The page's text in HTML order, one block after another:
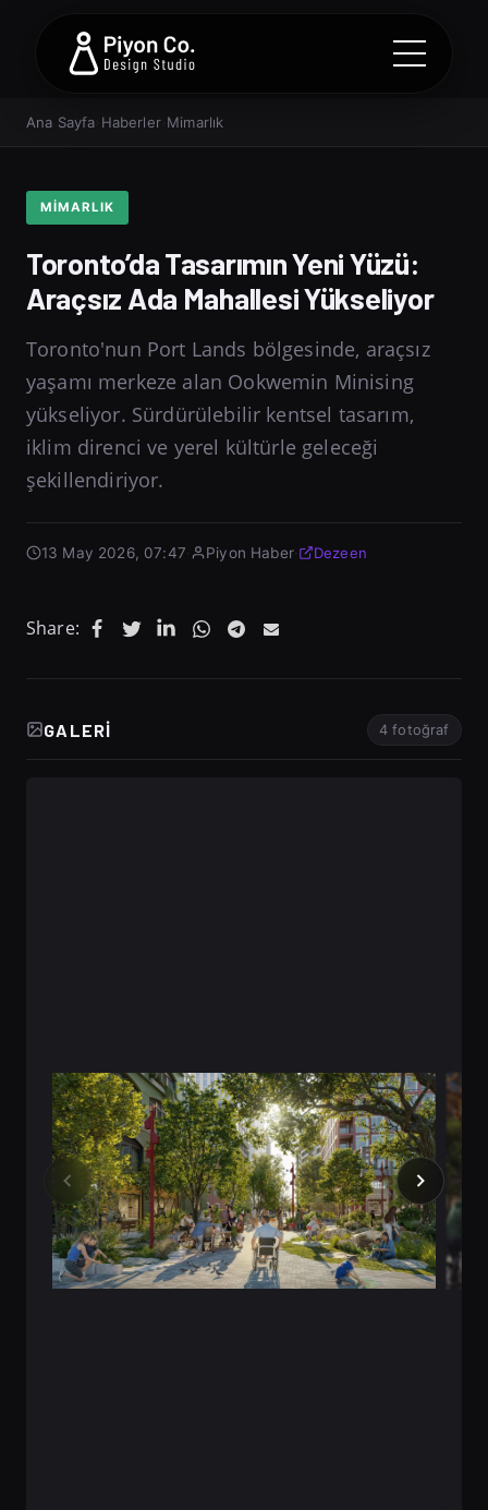
Ana Sayfa Haberler› Mimarlık
MIMARLIK
Toronto’da Tasarımın Yeni Yüzü:
Araçsız Ada Mahallesi Yükseliyor
Toronto'nun Port Lands bölgesinde, araçsız
yaşamı merkeze alan Ookwemin Minising
yükseliyor. Sürdürülebilir kentsel tasarım,
iklim direnci ve yerel kültürle geleceği
şekillendiriyor.
13 May 2026, 07:47 Piyon Haber· Dezeen
Share:
GALERI 4 fotoğraf